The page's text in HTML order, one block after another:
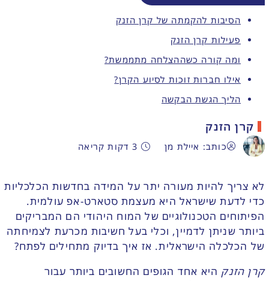
הסיבות להקמתה של קרן הזנק
פעילות קרן הזנק
ומה קורה כשההצלחה מתממשת?
אילו חברות זוכות לסיוע הקרן?
הליך הגשת הבקשה
קרן הזנק
כותב: איילת מן
לא צריך להיות מעורה יתר על המידה בחדשות הכלכליות
כדי לדעת שישראל היא מעצמת סטארט-אפ עולמית.
הפיתוחים הטכנולוגיים של המוח היהודי הם המבריקים
ביותר שניתן לדמיין, וכלי בעל חשיבות מכרעת לצמיחתה
של הכלכלה הישראלית. אז איך בדיוק מתחילים לפתח?
קרן הזנק היא אחד הגופים החשובים ביותר עבור